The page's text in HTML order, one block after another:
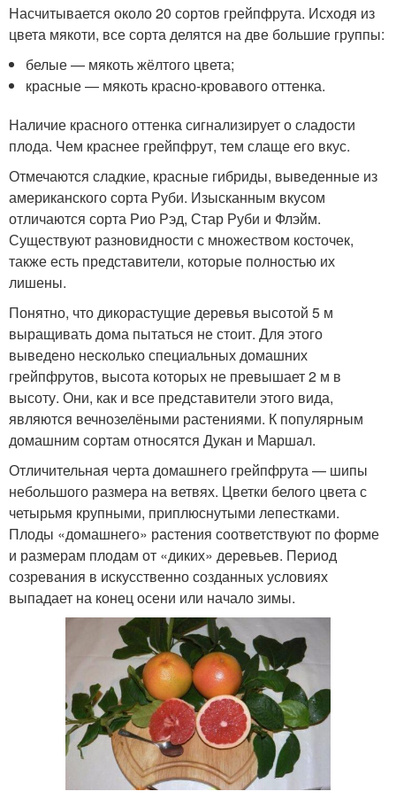
Насчитывается около 20 сортов грейпфрута. Исходя из
цвета мякоти, все сорта делятся на две большие группы:
белые — мякоть жёлтого цвета;
красные — мякоть красно-кровавого оттенка.
Наличие красного оттенка сигнализирует о сладости
плода. Чем краснее грейпфрут, тем слаще его вкус.
Отмечаются сладкие, красные гибриды, выведенные из
американского сорта Руби. Изысканным вкусом
отличаются сорта Рио Рэд, Стар Руби и Флэйм.
Существуют разновидности с множеством косточек,
также есть представители, которые полностью их
лишены.
Понятно, что дикорастущие деревья высотой 5 м
выращивать дома пытаться не стоит. Для этого
выведено несколько специальных домашних
грейпфрутов, высота которых не превышает 2 м в
высоту. Они, как и все представители этого вида,
являются вечнозелёными растениями. К популярным
домашним сортам относятся Дукан и Маршал.
Отличительная черта домашнего грейпфрута — шипы
небольшого размера на ветвях. Цветки белого цвета с
четырьмя крупными, приплюснутыми лепестками.
Плоды «домашнего» растения соответствуют по форме
и размерам плодам от «диких» деревьев. Период
созревания в искусственно созданных условиях
выпадает на конец осени или начало зимы.